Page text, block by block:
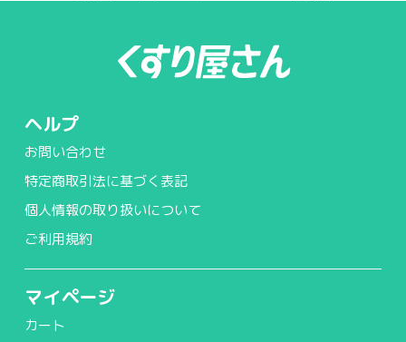
ヘルプ
お問い合わせ
特定商取引法に基づく表記
個人情報の取り扱いについて
ご利用規約
マイページ
カート